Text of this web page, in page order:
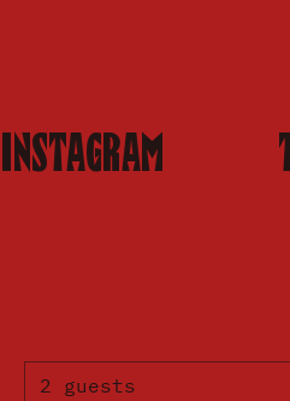
INSTAGRAM
2 guests